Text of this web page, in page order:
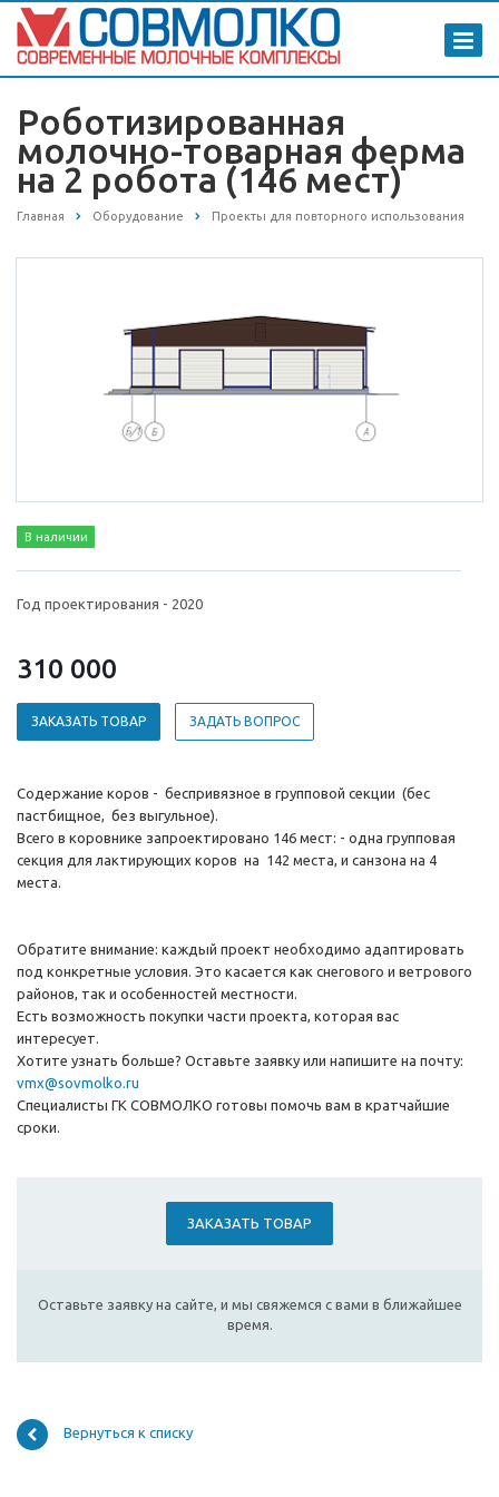
Роботизированная
молочно-товарная ферма
на 2 робота (146 мест)
Главная Оборудование Проекты для повторного использования
В наличии
Год проектирования - 2020
310 000
ЗАКАЗАТЬ ТОВАР ЗАДАТЬ ВОПРОС
Содержание коров - беспривязное в групповой секции (бес
пастбищное, без выгульное).
Всего в коровнике запроектировано 146 мест: - одна групповая
секция для лактирующих коров на 142 места, и санзона на 4
места.
Обратите внимание: каждый проект необходимо адаптировать
под конкретные условия. Это касается как снегового и ветрового
районов, так и особенностей местности.
Есть возможность покупки части проекта, которая вас
интересует.
Хотите узнать больше? Оставьте заявку или напишите на почту:
vmx@sovmolko.ru
Специалисты ГК СОВМОЛКО готовы помочь вам в кратчайшие
сроки.
ЗАКАЗАТЬ ТОВАР
Оставьте заявку на сайте, и мы свяжемся с вами в ближайшее
время.
Вернуться к списку